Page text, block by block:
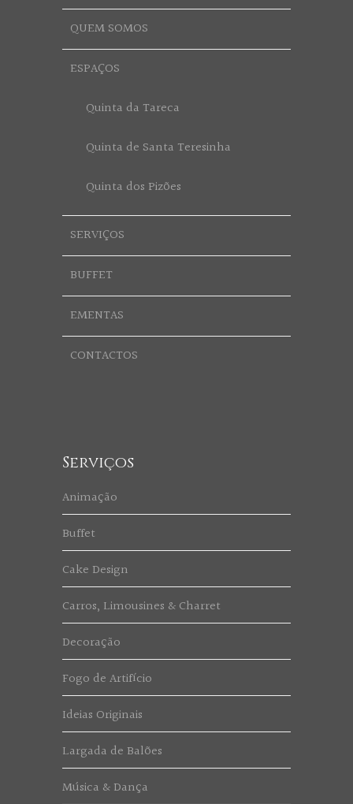
QUEM SOMOS
ESPAÇOS
Quinta da Tareca
Quinta de Santa Teresinha
Quinta dos Pizões
SERVIÇOS
BUFFET
EMENTAS
CONTACTOS
Serviços
Animação
Buffet
Cake Design
Carros, Limousines & Charret
Decoração
Fogo de Artifício
Ideias Originais
Largada de Balões
Música & Dança